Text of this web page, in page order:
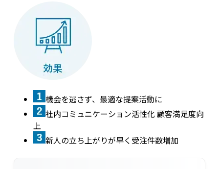
機会を逃さず、最適な提案活動に
社内コミュニケーション活性化 顧客満足度向
上
新人の立ち上がりが早く受注件数増加